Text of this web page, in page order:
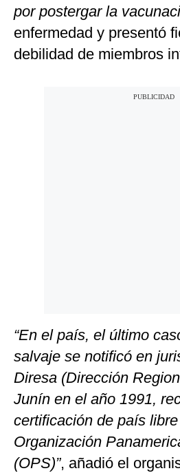
por postergar la
enfermedad y presentó
debilidad de miembros
“En el país, el último
salvaje se notificó en
Diresa (Dirección
Junín en el año 1991,
certificación de país
Organización
(OPS)”, añadió el